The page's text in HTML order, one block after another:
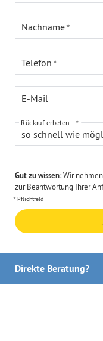
Nachname
Telefon
E-Mail
so schnell wie
Rückruf erbeten...
Gut zu wissen:Wir nehmen
zur Beantwortung Ihrer
Pflichtfeld
Direkte Beratung?